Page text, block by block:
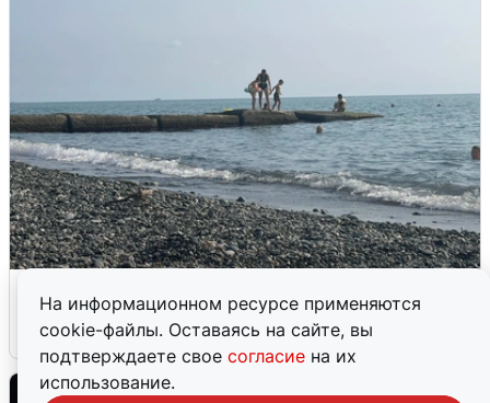
На информационном ресурсе применяются
cookie-файлы. Оставаясь на сайте, вы
подтверждаете свое согласие на их
использование.
6 августа 0